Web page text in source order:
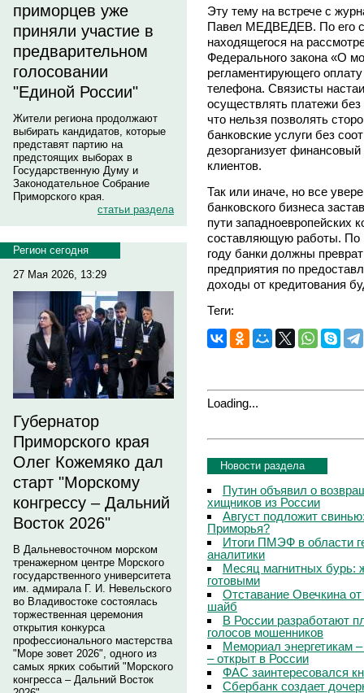
приморцев уже
приняли участие в
предварительном
голосовании
"Единой России"
Жители региона продолжают
выбирать кандидатов, которые
представят партию на
предстоящих выборах в
Государственную Думу и
Законодательное Собрание
Приморского края.
статьи раздела
Регион сегодня
27 Мая 2026, 13:29
Губернатор
Приморского края
Олег Кожемяко дал
старт "Морскому
конгрессу – Дальний
Восток 2026"
В Дальневосточном морском
тренажерном центре Морского
государственного университета
им. адмирала Г. И. Невельского
во Владивостоке состоялась
торжественная церемония
открытия конкурса
профессионального мастерства
"Море зовет 2026", одного из
самых ярких событий "Морского
конгресса – Дальний Восток
Эту тему на встрече с
Павел МЕДВЕДЕВ. По его
находящегося на
Федерального закона «О
регламентирующего
телефона. Связисты
осуществлять платежи
что нельзя позволять
банковские услуги без
дезорганизует
клиентов.
Так или иначе, но все
банковского бизнеса
пути западноевропейских
составляющую работы. По
году банки должны
предприятия по
доходы от кредитования
Теги:
Loading...
Новости раздела
Путин объявил о
хищников из России
Август подложит
Приморья?
Итоги ПМЭФ в области
аналитики
Месяц магнитных бурь:
готовыми
Отставание Овечкина
шайб
В России разработают
голосов мошенников
Мемориал энергетикам
– открыт в России
ФАС заинтересовался
Сбербанк создает